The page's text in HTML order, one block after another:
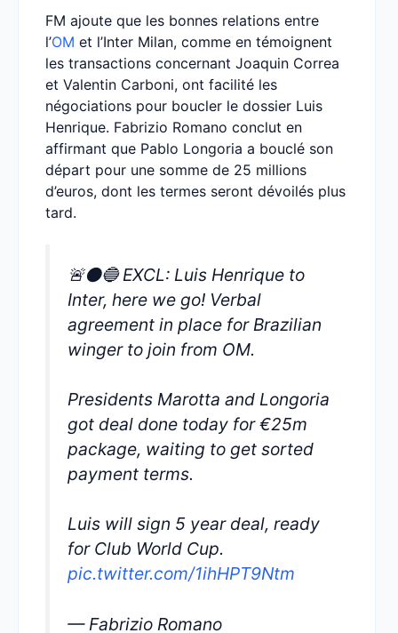
FM ajoute que les bonnes relations entre
l’OM et l’Inter Milan, comme en témoignent
les transactions concernant Joaquin Correa
et Valentin Carboni, ont facilité les
négociations pour boucler le dossier Luis
Henrique. Fabrizio Romano conclut en
affirmant que Pablo Longoria a bouclé son
départ pour une somme de 25 millions
d’euros, dont les termes seront dévoilés plus
tard.
🚨⚫️🔵 EXCL: Luis Henrique to
Inter, here we go! Verbal
agreement in place for Brazilian
winger to join from OM.
Presidents Marotta and Longoria
got deal done today for €25m
package, waiting to get sorted
payment terms.
Luis will sign 5 year deal, ready
for Club World Cup.
pic.twitter.com/1ihHPT9Ntm
— Fabrizio Romano